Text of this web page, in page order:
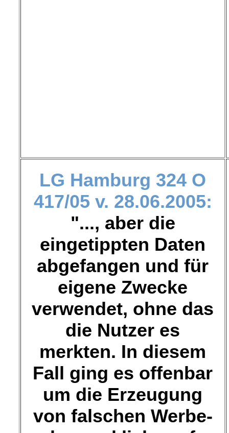
LG Hamburg 324 O
417/05 v. 28.06.2005:
"..., aber die
eingetippten Daten
abgefangen und für
eigene Zwecke
verwendet, ohne das
die Nutzer es
merkten. In diesem
Fall ging es offenbar
um die Erzeugung
von falschen Werbe-